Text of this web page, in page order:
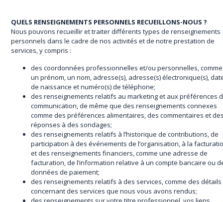
QUELS RENSEIGNEMENTS PERSONNELS RECUEILLONS-NOUS ?
Nous pouvons recueillir et traiter différents types de renseignements
personnels dans le cadre de nos activités et de notre prestation de
services, y compris :
des coordonnées professionnelles et/ou personnelles, comme
un prénom, un nom, adresse(s), adresse(s) électronique(s),
de naissance et numéro(s) de téléphone;
des renseignements relatifs au marketing et aux préférences
communication, de même que des renseignements connexes
comme des préférences alimentaires, des commentaires et
réponses à des sondages;
des renseignements relatifs à l’historique de contributions, de
participation à des événements de l’organisation, à la
et des renseignements financiers, comme une adresse de
facturation, de l’information relative à un compte bancaire ou
données de paiement;
des renseignements relatifs à des services, comme des détails
concernant des services que nous vous avons rendus;